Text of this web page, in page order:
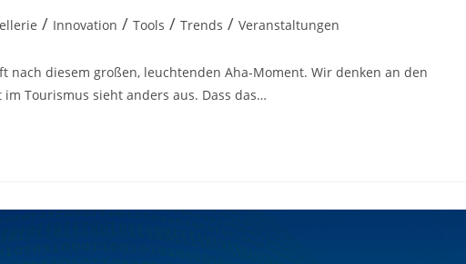
/ Innovation / Tools / Trends / Veranstaltungen
diesem großen, leuchtenden Aha-Moment. Wir denken an den
Tourismus sieht anders aus. Dass das…